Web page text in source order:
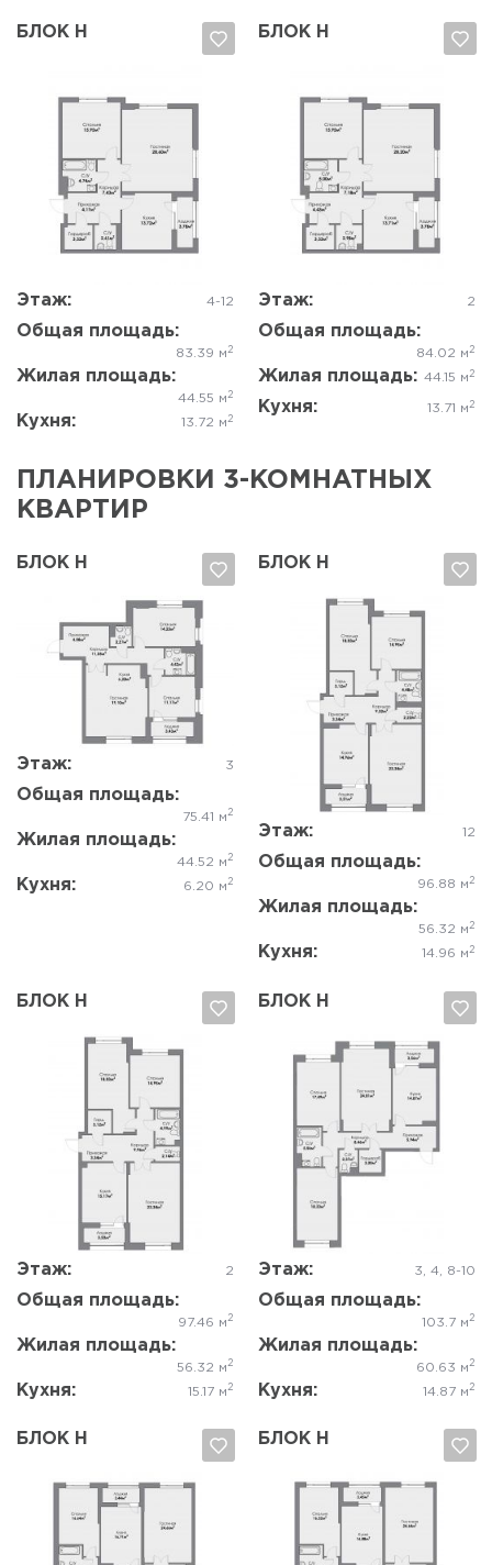
БЛОК Н
Этаж: 4-12
Общая площадь:
83.39 м 2
Жилая площадь:
44.55 м 2
Кухня: 13.72 м 2
Да, удалить
БЛОК Н
Этаж: 2
Общая площадь:
84.02 м 2
Жилая площадь: 44.15 м 2
Кухня: 13.71 м 2
Да, удалить
ПЛАНИРОВКИ 3-КОМНАТНЫХ
КВАРТИР
БЛОК Н
Этаж: 3
Общая площадь:
75.41 м 2
Жилая площадь:
44.52 м 2
Кухня: 6.20 м 2
БЛОК Н
Этаж: 12
Общая площадь:
96.88 м 2
Жилая площадь:
56.32 м 2
Кухня: 14.96 м 2
Отмена
БЛОК Н
Этаж: 2
Общая площадь:
97.46 м 2
Жилая площадь:
56.32 м 2
Кухня: 15.17 м 2
Отмена
БЛОК Н
Этаж: 3, 4, 8-10
Общая площадь:
103.7 м 2
Жилая площадь:
60.63 м 2
Кухня: 14.87 м 2
БЛОК Н БЛОК Н